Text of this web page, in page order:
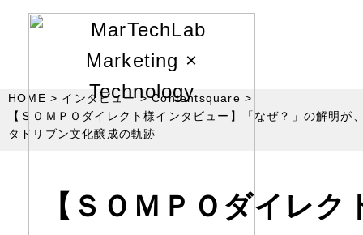
HOME インタビュー
Contentsquare
【ＳＯＭＰＯダイレクト様インタビュー】「なぜ？」の解明
タドリブン文化醸成の軌跡
【ＳＯＭＰＯダイレ